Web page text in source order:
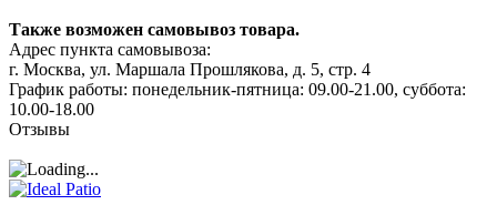
Также возможен самовывоз товара.
Адрес пункта самовывоза:
г. Москва, ул. Маршала Прошлякова, д. 5, стр. 4
График работы: понедельник-пятница: 09.00-21.00, суббота:
10.00-18.00
Отзывы